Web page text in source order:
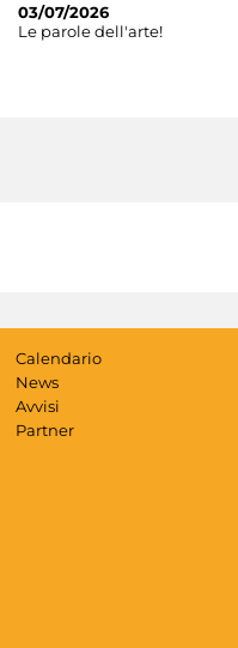
03/07/2026
Le parole dell'arte!
Calendario
News
Avvisi
Partner